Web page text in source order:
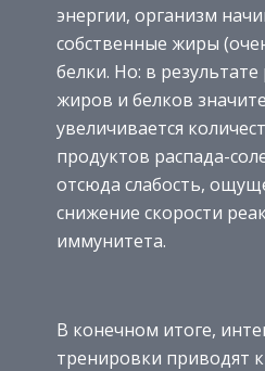
энергии, организм
собственные жиры
белки. Но: в
жиров и белков
увеличивается
продуктов распада-
отсюда слабость,
снижение скорости
иммунитета.
В конечном итоге,
тренировки приводят